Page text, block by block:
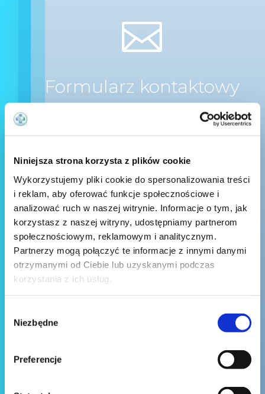
Niniejsza strona korzysta z plików cookie
Wykorzystujemy pliki cookie do spersonalizowania treści
i reklam, aby oferować funkcje społecznościowe i
analizować ruch w naszej witrynie. Informacje o tym, jak
korzystasz z naszej witryny, udostępniamy partnerom
społecznościowym, reklamowym i analitycznym.
Partnerzy mogą połączyć te informacje z innymi danymi
otrzymanymi od Ciebie lub uzyskanymi podczas
korzystania z ich usług.
zgody
Niezbędne
Preferencje

Formularz kontaktowy
Wyślij wiadomość